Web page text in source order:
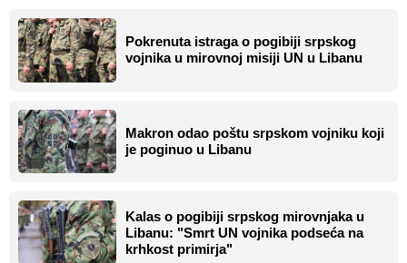
Pokrenuta istraga o pogibiji srpskog
vojnika u mirovnoj misiji UN u Libanu
Makron odao poštu srpskom vojniku koji
je poginuo u Libanu
Kalas o pogibiji srpskog mirovnjaka u
Libanu: "Smrt UN vojnika podseća na
krhkost primirja"